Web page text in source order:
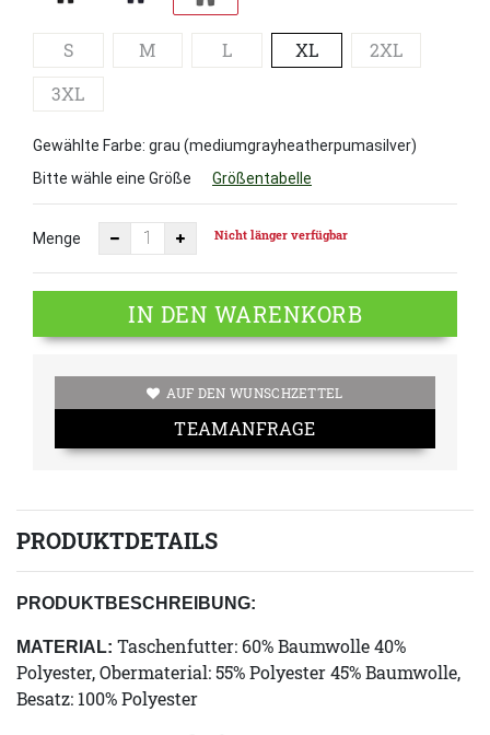
S M L XL
2XL
3XL
Gewählte Farbe: grau (mediumgrayheatherpumasilver)
Bitte wähle eine Größe
Größentabelle
Menge Nicht länger verfügbar
IN DEN WARENKORB
AUF DEN WUNSCHZETTEL
TEAMANFRAGE
PRODUKTDETAILS
PRODUKTBESCHREIBUNG:
MATERIAL: Taschenfutter: 60% Baumwolle 40%
Polyester, Obermaterial: 55% Polyester 45% Baumwolle,
Besatz: 100% Polyester